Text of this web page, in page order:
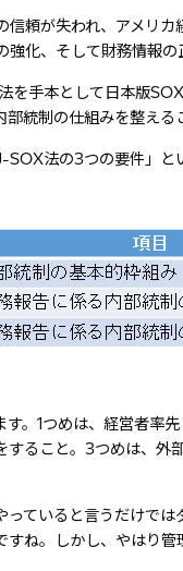
信頼が失われ、アメリ
化、そして財務情報
を手本として日本版
統制の仕組みを整える
法の3つの要件」と
す。1つめは、経営者率
すること。3つめは、
っていると言うだけで
すね。しかし、やはり